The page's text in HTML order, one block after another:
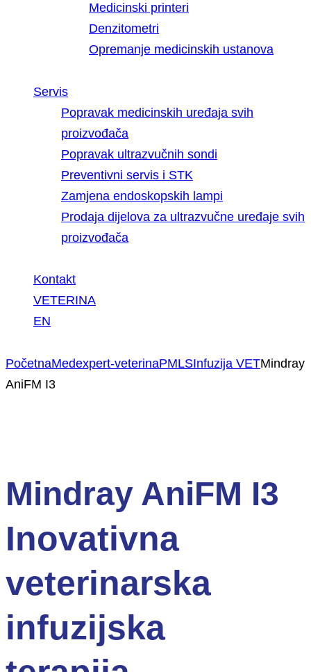
Medicinski printeri
Denzitometri
Opremanje medicinskih ustanova
Servis
Popravak medicinskih uređaja svih
proizvođača
Popravak ultrazvučnih sondi
Preventivni servis i STK
Zamjena endoskopskih lampi
Prodaja dijelova za ultrazvučne uređaje svih
proizvođača
Kontakt
VETERINA
EN
PočetnaMedexpert-veterinaPMLSInfuzija VETMindray
AniFM I3
Mindray AniFM I3
Inovativna
veterinarska
infuzijska